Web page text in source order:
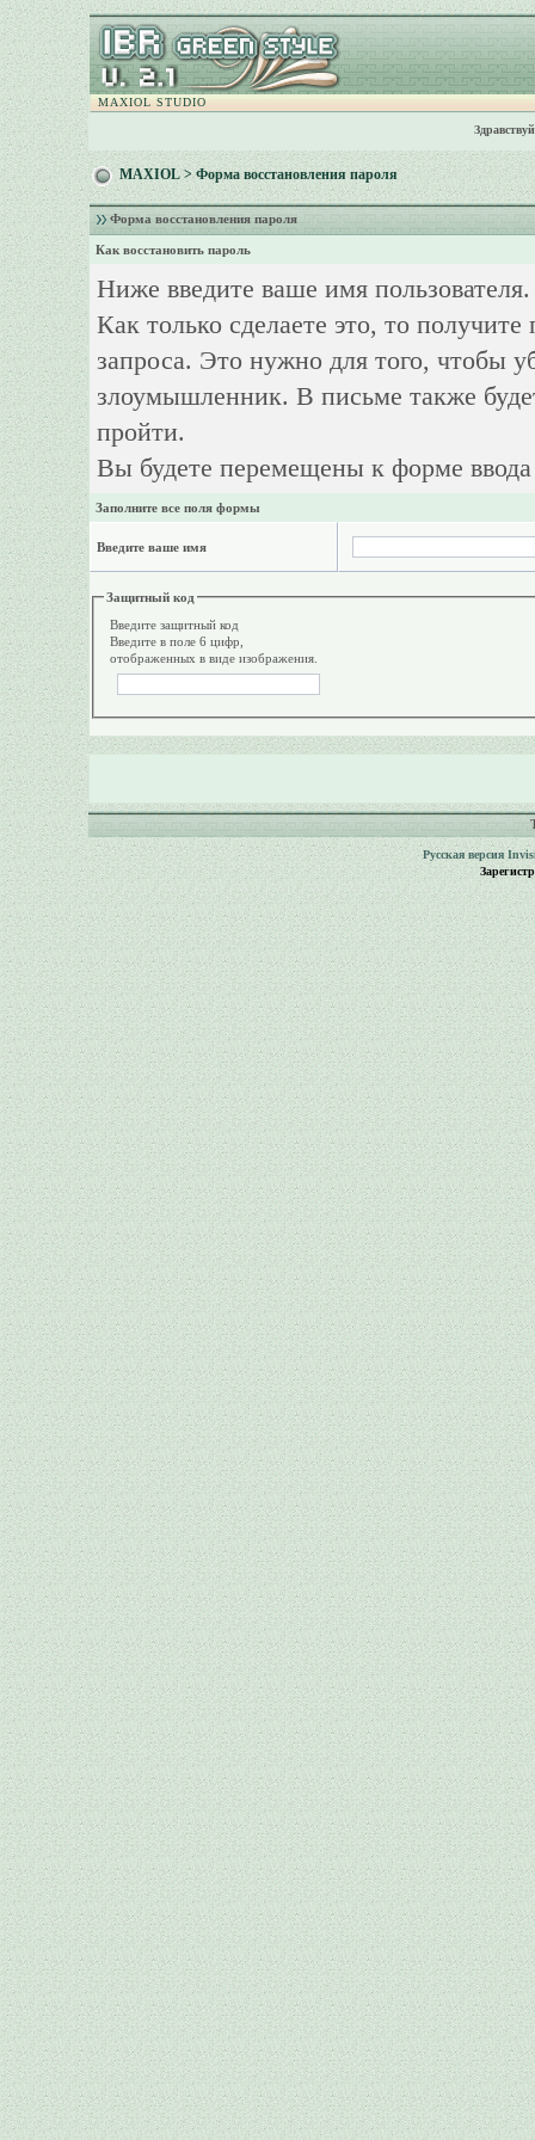
MAXIOL STUDIO
MAXIOL> Форма восстановления пароля
Форма восстановления пароля
Как восстановить пароль
Ниже введите ваше имя
Как только сделаете это, то
запроса. Это нужно для того, чтобы
злоумышленник. В письме также
пройти.
Вы будете перемещены к форме
Заполните все поля формы
Введите ваше имя
Защитный код
Введите защитный код
Введите в поле 6 цифр,
отображенных в виде изображения.
Русская версия